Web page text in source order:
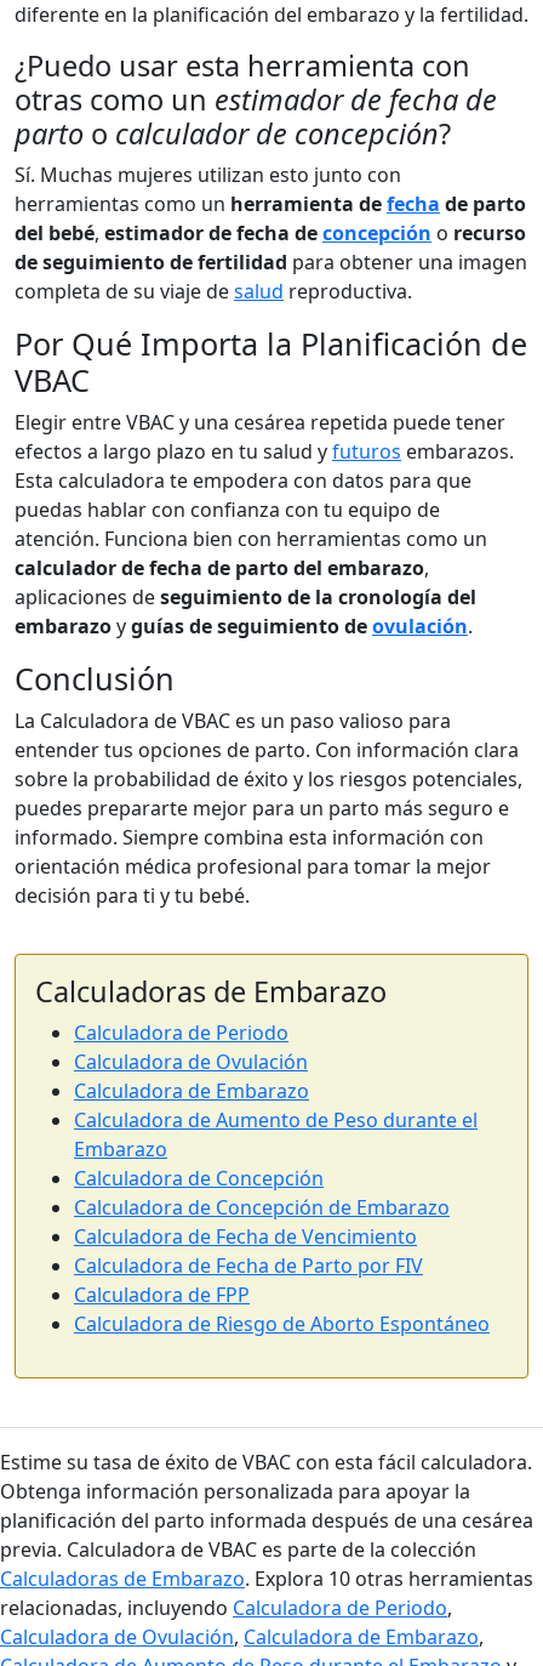
diferente en la planificación del embarazo y la fertilidad.
¿Puedo usar esta herramienta con
otras como un estimador de fecha de
parto o calculador de concepción?
Sí. Muchas mujeres utilizan esto junto con
herramientas como un herramienta defecha de parto
del bebé, estimador de fecha deconcepción o recurso
de seguimiento de fertilidad para obtener una imagen
completa de su viaje desalud reproductiva.
Por Qué Importa la Planificación de
VBAC
Elegir entre VBAC y una cesárea repetida puede tener
efectos a largo plazo en tu salud yfuturos embarazos.
Esta calculadora te empodera con datos para que
puedas hablar con confianza con tu equipo de
atención. Funciona bien con herramientas como un
calculador de fecha de parto del embarazo,
aplicaciones deseguimiento de la cronología del
embarazoyguías de seguimiento deovulación.
Conclusión
La Calculadora de VBAC es un paso valioso para
entender tus opciones de parto. Con información clara
sobre la probabilidad de éxito y los riesgos potenciales,
puedes prepararte mejor para un parto más seguro e
informado. Siempre combina esta información con
orientación médica profesional para tomar la mejor
decisión para ti y tu bebé.
Calculadoras de Embarazo
Calculadora de Periodo
Calculadora de Ovulación
Calculadora de Embarazo
Calculadora de Aumento de Peso durante el
Embarazo
Calculadora de Concepción
Calculadora de Concepción de Embarazo
Calculadora de Fecha de Vencimiento
Calculadora de Fecha de Parto por FIV
Calculadora de FPP
Calculadora de Riesgo de Aborto Espontáneo
Estime su tasa de éxito de VBAC con esta fácil calculadora.
Obtenga información personalizada para apoyar la
planificación del parto informada después de una cesárea
previa. Calculadora de VBAC es parte de la colección
Calculadoras de Embarazo. Explora 10 otras herramientas
relacionadas, incluyendo Calculadora de Periodo,
Calculadora de Ovulación, Calculadora de Embarazo,